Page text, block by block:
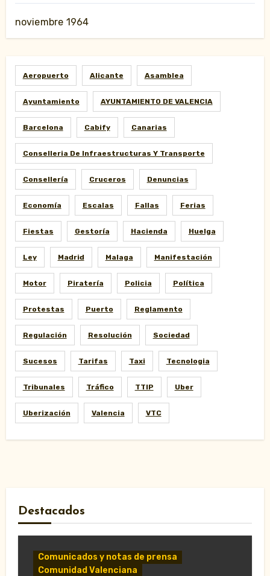
noviembre 1964
Aeropuerto Alicante Asamblea
Ayuntamiento AYUNTAMIENTO DE VALENCIA
Barcelona Cabify Canarias
Conselleria De Infraestructuras Y Transporte
Consellería Cruceros Denuncias
Economía Escalas Fallas Ferias
Fiestas Gestoría Hacienda Huelga
Ley Madrid Malaga Manifestación
Motor Piratería Policia Política
Protestas Puerto Reglamento
Regulación Resolución Sociedad
Sucesos Tarifas Taxi Tecnologia
Tribunales Tráfico TTIP Uber
Uberización Valencia VTC
Destacados
Comunicados y notas de prensa
Comunidad Valenciana